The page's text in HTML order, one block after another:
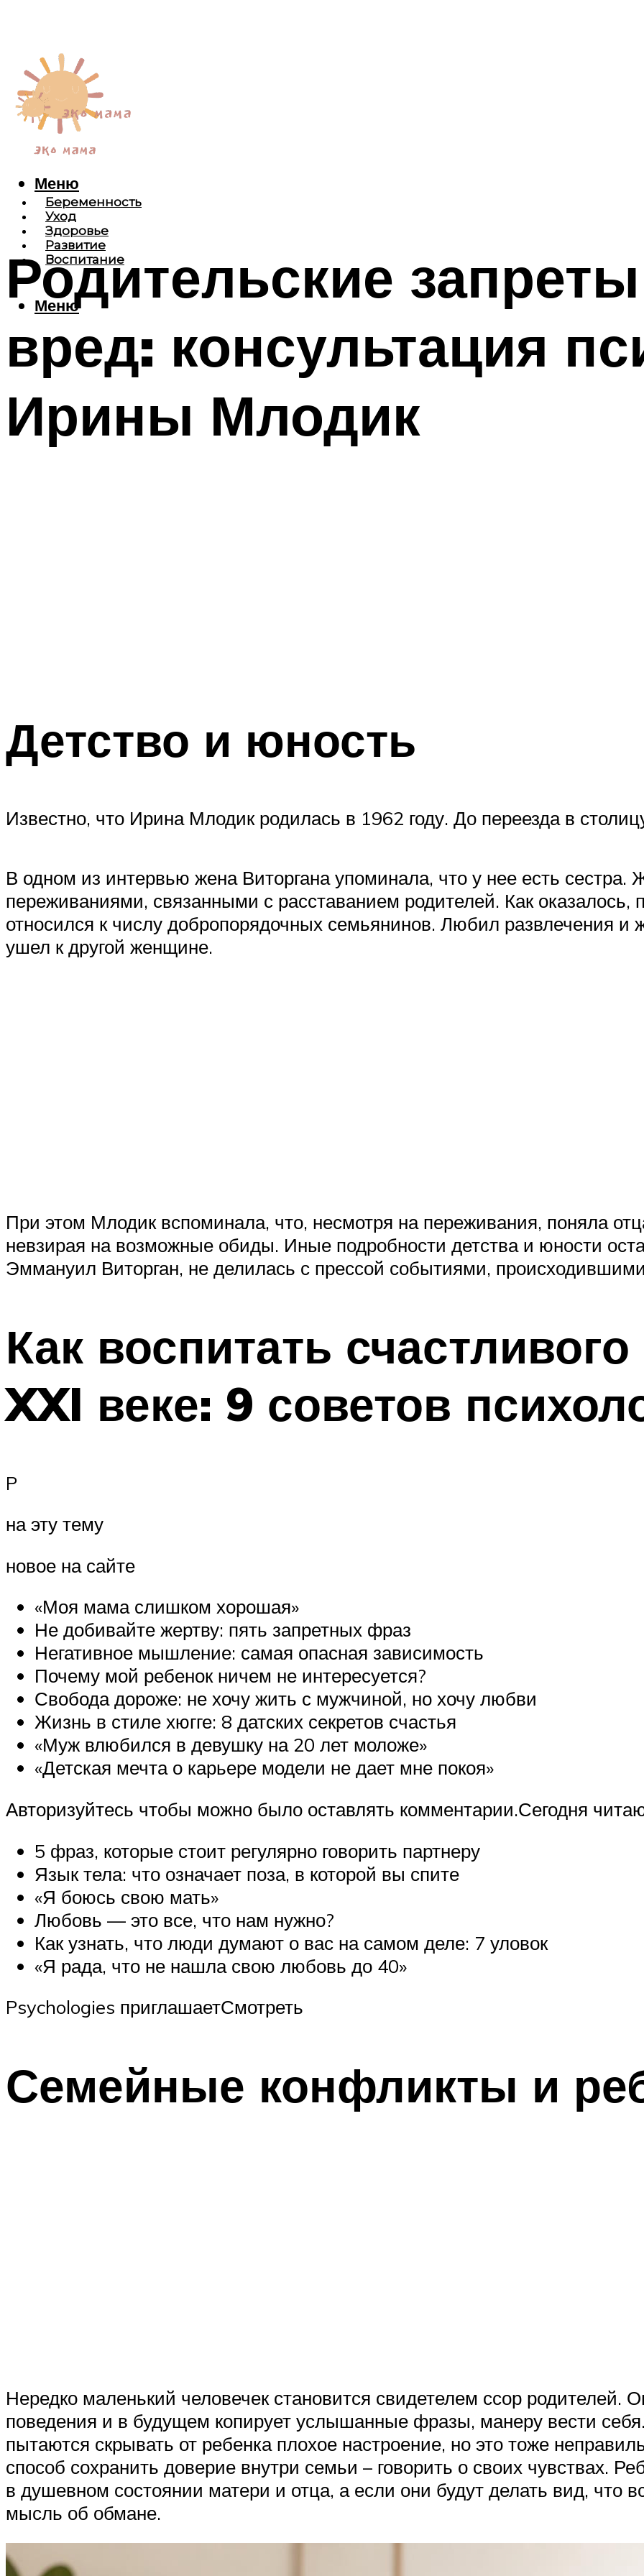
Беременность
Уход
Здоровье
Развитие
Воспитание
Меню
Меню
Родительские
вред: консультация
Ирины Млодик
Детство и юность
Известно, что Ирина Млодик родилась в 1962 году. До переезда в
В одном из интервью жена Виторгана упоминала, что у нее есть
переживаниями, связанными с расставанием родителей. Как
относился к числу добропорядочных семьянинов. Любил развлечения и
ушел к другой женщине.
При этом Млодик вспоминала, что, несмотря на переживания, поняла
невзирая на возможные обиды. Иные подробности детства и юности
Эммануил Виторган, не делилась с прессой событиями, происходившими
Как воспитать
XXI веке: 9 советов
P
на эту тему
новое на сайте
«Моя мама слишком хорошая»
Не добивайте жертву: пять запретных фраз
Негативное мышление: самая опасная зависимость
Почему мой ребенок ничем не интересуется?
Свобода дороже: не хочу жить с мужчиной, но хочу любви
Жизнь в стиле хюгге: 8 датских секретов счастья
«Муж влюбился в девушку на 20 лет моложе»
«Детская мечта о карьере модели не дает мне покоя»
Авторизуйтесь чтобы можно было оставлять комментарии.Сегодня
5 фраз, которые стоит регулярно говорить партнеру
Язык тела: что означает поза, в которой вы спите
«Я боюсь свою мать»
Любовь — это все, что нам нужно?
Как узнать, что люди думают о вас на самом деле: 7 уловок
«Я рада, что не нашла свою любовь до 40»
Psychologies приглашаетСмотреть
Семейные конфликты и
Нередко маленький человечек становится свидетелем ссор родителей.
поведения и в будущем копирует услышанные фразы, манеру вести
пытаются скрывать от ребенка плохое настроение, но это тоже
способ сохранить доверие внутри семьи – говорить о своих чувствах.
в душевном состоянии матери и отца, а если они будут делать вид, что
мысль об обмане.